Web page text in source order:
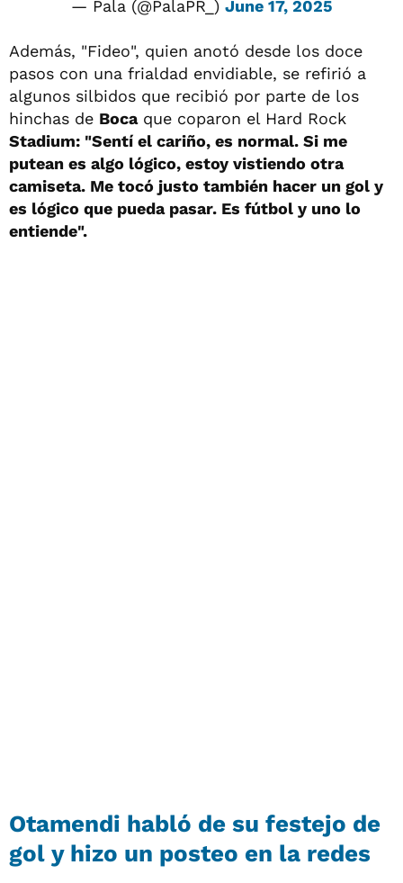
— Pala (@PalaPR_) June 17, 2025
Además, "Fideo", quien anotó desde los doce
pasos con una frialdad envidiable, se refirió a
algunos silbidos que recibió por parte de los
hinchas de Bocaque coparon el Hard Rock
Stadium: "Sentí el cariño, es normal. Si me
putean es algo lógico, estoy vistiendo otra
camiseta. Me tocó justo también hacer un gol y
es lógico que pueda pasar. Es fútbol y uno lo
entiende".
Otamendi habló de su festejo de
gol y hizo un posteo en la redes